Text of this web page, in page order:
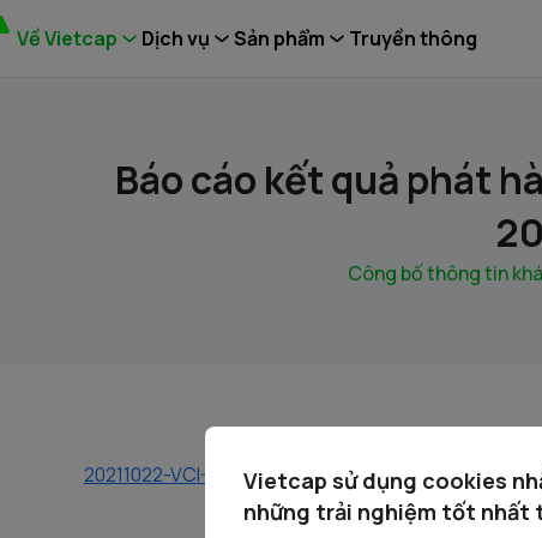
Về Vietcap Dịch vụ Sản phẩm Truyền thông
Báo cáo kết quả phát
Công bố thông tin
20211022-VCI-Baocaoketquaphathanh dot 7 nam
Vietcap sử dụng cookies
những trải nghiệm tốt nhất